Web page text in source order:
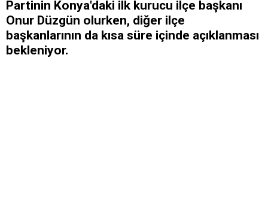
Partinin Konya'daki ilk kurucu ilçe başkanı
Onur Düzgün olurken, diğer ilçe
başkanlarının da kısa süre içinde açıklanması
bekleniyor.